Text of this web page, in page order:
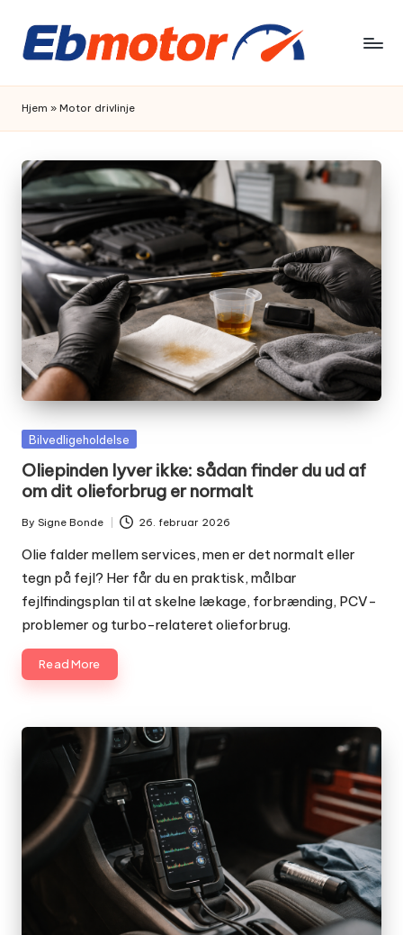
Skip
content
Hjem » Motor drivlinje
Posted
Bilvedligeholdelse
Oliepinden lyver ikke: sådan finder du ud af
om dit olieforbrug er normalt
Posted
by
By Signe Bonde 26. februar 2026
Olie falder mellem services, men er det normalt eller
tegn på fejl? Her får du en praktisk, målbar
fejlfindingsplan til at skelne lækage, forbrænding, PCV-
problemer og turbo-relateret olieforbrug.
Read More